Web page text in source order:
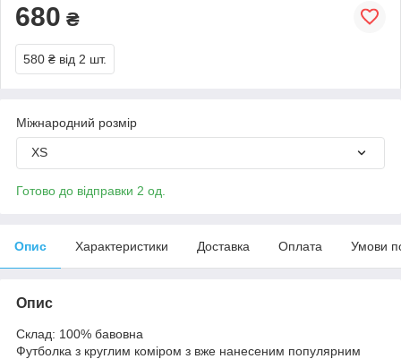
680 ₴
580 ₴ від 2 шт.
Міжнародний розмір
XS
Готово до відправки 2 од.
Опис Характеристики Доставка Оплата Умови
Опис
Склад: 100% бавовна
Футболка з круглим коміром з вже нанесеним популярним